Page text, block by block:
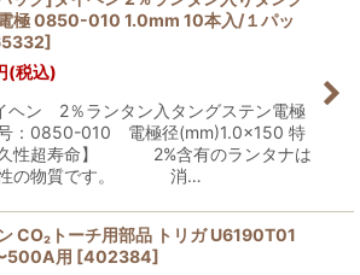
極 0850-010 1.0mm 10本入/１パッ
]
(税込)
ヘン 2％ランタン入タングステン電極
：0850-010 電極径(mm)1.0×150 特
性超寿命】 2%含有のランタナは
性の物質です。 消…
CO₂トーチ用部品 トリガ U6190T01
500A用 [402384]